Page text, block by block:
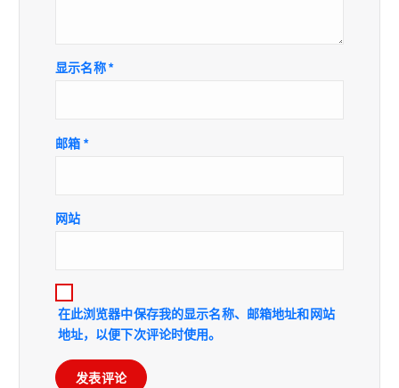
显示名称*
邮箱 *
网站
在此浏览器中保存我的显示名称、邮箱地址和网站
地址，以便下次评论时使用。